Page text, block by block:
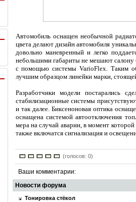
Автомобиль оснащен необычной
цвета делают дизайн автомобиля
довольно маневренный и легко
небольшими габариты не мешают
с помощью системы VarioFlex. Таким
лучшим образцом линейки марки,
Разработчики модели постарались
стабилизационные системы
и так далее. Биксеноновая оптика
оснащена системой автоотключения
мера на случай аварии, в момент
также включатся сигнализация и
(голосов: 0)
Ваши комментарии:
Новости форума
Тонировка стёкол